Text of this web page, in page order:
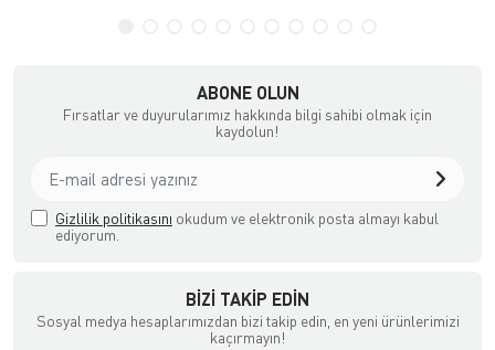
ABONE OLUN
Fırsatlar ve duyurularımız hakkında bilgi sahibi olmak için
kaydolun!
Gizlilik politikasını okudum ve elektronik posta almayı kabul
ediyorum.
BIZI TAKIP EDIN
Sosyal medya hesaplarımızdan bizi takip edin, en yeni ürünlerimizi
kaçırmayın!